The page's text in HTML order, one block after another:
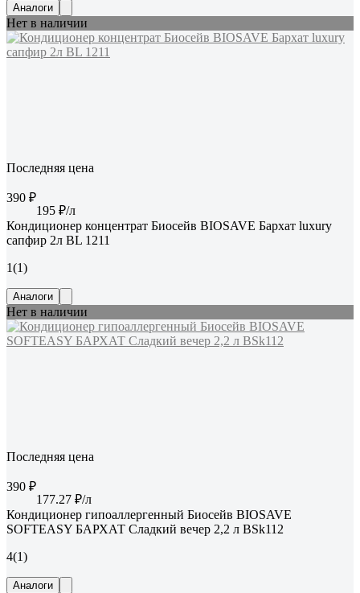
Аналоги
Нет в наличии
Последняя цена
390 ₽
195 ₽/л
Кондиционер концентрат Биосейв BIOSAVE Бархат luxury
сапфир 2л BL 1211
1(1)
Аналоги
Нет в наличии
Последняя цена
390 ₽
177.27 ₽/л
Кондиционер гипоаллергенный Биосейв BIOSAVE
SOFTEASY БАРХАТ Сладкий вечер 2,2 л BSk112
4(1)
Аналоги